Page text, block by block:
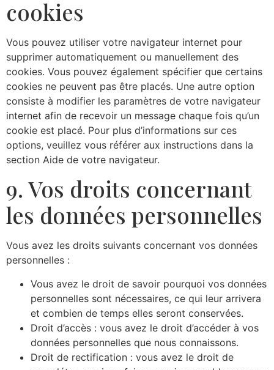
cookies
Vous pouvez utiliser votre navigateur internet pour
supprimer automatiquement ou manuellement des
cookies. Vous pouvez également spécifier que certains
cookies ne peuvent pas être placés. Une autre option
consiste à modifier les paramètres de votre navigateur
internet afin de recevoir un message chaque fois qu’un
cookie est placé. Pour plus d’informations sur ces
options, veuillez vous référer aux instructions dans la
section Aide de votre navigateur.
9. Vos droits concernant
les données personnelles
Vous avez les droits suivants concernant vos données
personnelles :
Vous avez le droit de savoir pourquoi vos données
personnelles sont nécessaires, ce qui leur arrivera
et combien de temps elles seront conservées.
Droit d’accès : vous avez le droit d’accéder à vos
données personnelles que nous connaissons.
Droit de rectification : vous avez le droit de